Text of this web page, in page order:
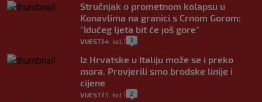
Stručnjak o prometnom kolapsu u
Konavlima na granici s Crnom Gorom:
"Idućeg ljeta bit će još gore"
VIJESTI 4. kol. 3
Iz Hrvatske u Italiju može se i preko
mora. Provjerili smo brodske linije i
cijene
VIJESTI 3. kol. 2